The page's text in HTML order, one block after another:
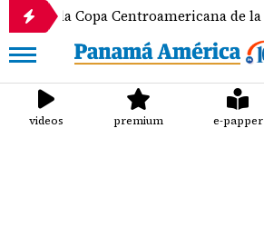
Centroamericana de la Concacaf
videos premium e-papper